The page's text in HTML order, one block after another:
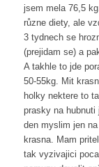
jsem mela 76,5
různe diety, ale
3 tydnech se
(prejidam se) a
A takhle to jde
50-55kg. Mit
holky nektere to
prasky na
den myslim jen
krasna. Mam
tak vyzivajici